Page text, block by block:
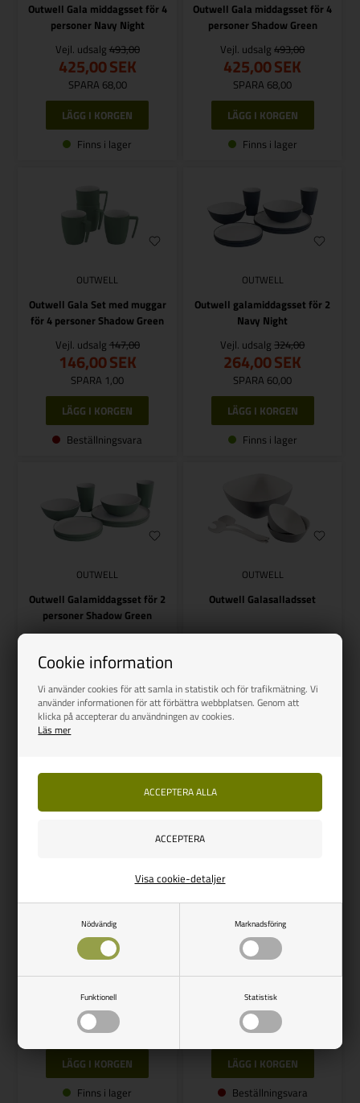
Cookie information
Vi använder cookies för att samla in statistik och för trafikmätning. Vi
använder informationen för att förbättra webbplatsen. Genom att
klicka på accepterar du användningen av cookies.
Läs mer
Nödvändig Marknadsföring
Funktionell Statistisk
Visa cookie-detaljer
Outwell Gala middagsset för 4
personer Navy Night
Vejl. udsalg 493,00
425,00SEK
SPARA 68,00
Finns i lager
Outwell Gala middagsset för 4
personer Shadow Green
Vejl. udsalg493,00
425,00SEK
SPARA 68,00
Finns i lager
OUTWELL
Outwell Gala Set med muggar
för 4 personer Shadow Green
Vejl. udsalg 147,00
146,00SEK
SPARA 1,00
Beställningsvara
OUTWELL
Outwell galamiddagsset för 2
Navy Night
Vejl. udsalg324,00
264,00SEK
SPARA 60,00
Finns i lager
OUTWELL
Outwell Galamiddagsset för 2
personer Shadow Green
264,00SEK
OUTWELL
Outwell Galasalladsset
NYHET
Serviceset, Deep Water från
Camp4
470,00SEK
Finns i lager
Set med 2 matchande
dricksglas med SAFARI-motiv
Vejl. udsalg109,00
107,00SEK
SPARA 2,00
Beställningsvara